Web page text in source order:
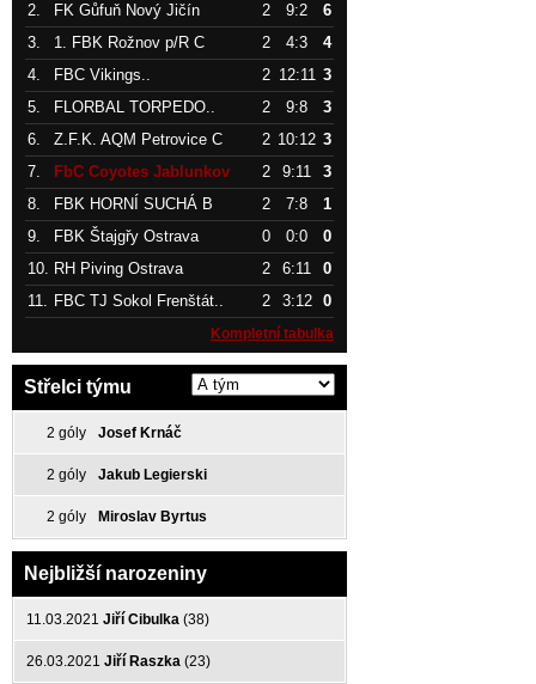
2. FK Gůfuň Nový Jičín 2 9:2
6
3.
1. FBK Rožnov p/R C 2 4:3
4
4.
FBC Vikings.. 2 12:11 3
5.
FLORBAL TORPEDO.. 2 9:8
3
6.
Z.F.K. AQM Petrovice C 2 10:12 3
7.
FbC Coyotes Jablunkov 2 9:11
3
8.
FBK HORNÍ SUCHÁ B 2 7:8
1
9.
FBK Štajgřy Ostrava 0 0:0
0
10. RH Piving Ostrava 2 6:11
0
11. FBC TJ Sokol Frenštát.. 2 3:12 0
Kompletní tabulka
Střelci týmu
2 góly Josef Krnáč
2 góly Jakub Legierski
2 góly Miroslav Byrtus
Nejbližší narozeniny
11.03.2021 Jiří Cibulka (38)
26.03.2021 Jiří Raszka (23)